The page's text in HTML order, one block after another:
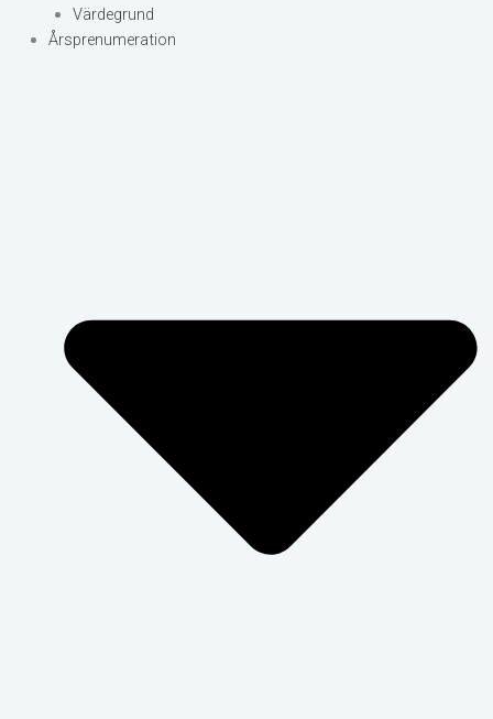
Värdegrund
Årsprenumeration